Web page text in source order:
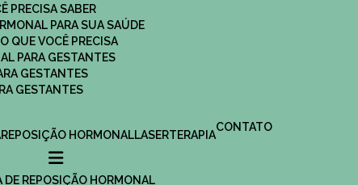
PRECISA SABER
PARA SUA SAÚDE
QUE VOCÊ PRECISA
PARA GESTANTES
GESTANTES
GESTANTES
REPOSIÇÃO HORMONAL LASERTERAPIA
CONTATO
DE REPOSIÇÃO HORMONAL